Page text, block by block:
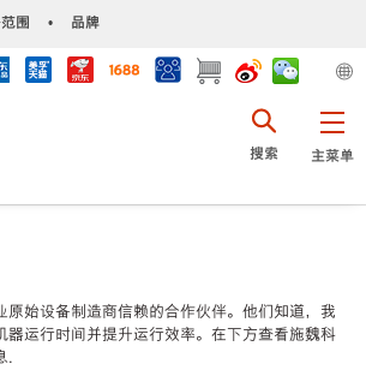
围 • 品牌
主菜单
搜索
原始设备制造商信赖的合作伙伴。他们知道，我
器运行时间并提升运行效率。在下方查看施魏科
.